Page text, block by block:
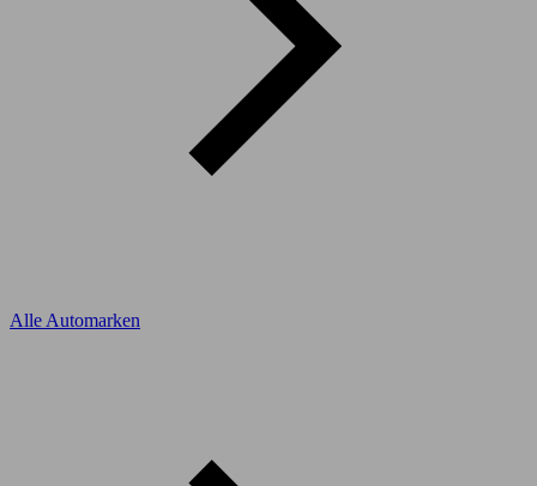
Alle Automarken